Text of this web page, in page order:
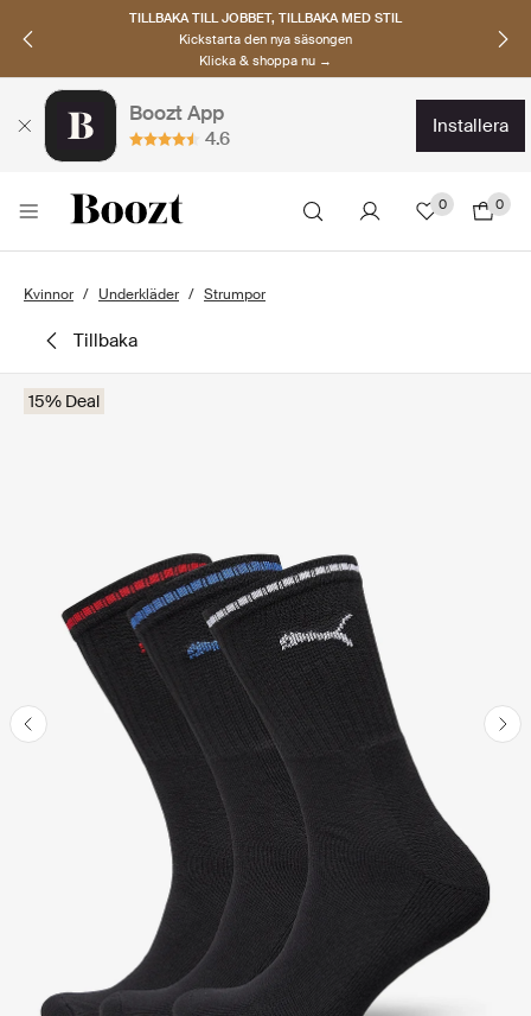
TILLBAKA TILL JOBBET, TILLBAKA MED STIL
Kickstarta den nya säsongen
Klicka & shoppa nu →
Boozt App
4.6
installera
0 0
Kvinnor Underkläder Strumpor
tillbaka
15% Deal